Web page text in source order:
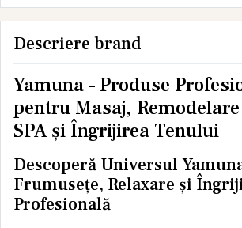
Descriere brand
Yamuna – Produse
pentru Masaj,
SPA și Îngrijirea Tenului
Descoperă Universul
Frumusețe, Relaxare și
Profesională